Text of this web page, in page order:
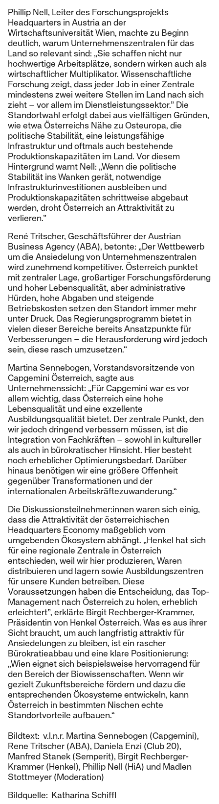
Phillip Nell, Leiter des Forschungsprojekts
Headquarters in Austria an der
Wirtschaftsuniversität Wien, machte zu Beginn
deutlich, warum Unternehmenszentralen für das
Land so relevant sind: „Sie schaffen nicht nur
hochwertige Arbeitsplätze, sondern wirken auch als
wirtschaftlicher Multiplikator. Wissenschaftliche
Forschung zeigt, dass jeder Job in einer Zentrale
mindestens zwei weitere Stellen im Land nach sich
zieht – vor allem im Dienstleistungssektor.” Die
Standortwahl erfolgt dabei aus vielfältigen Gründen,
wie etwa Österreichs Nähe zu Osteuropa, die
politische Stabilität, eine leistungsfähige
Infrastruktur und oftmals auch bestehende
Produktionskapazitäten im Land. Vor diesem
Hintergrund warnt Nell: „Wenn die politische
Stabilität ins Wanken gerät, notwendige
Infrastrukturinvestitionen ausbleiben und
Produktionskapazitäten schrittweise abgebaut
werden, droht Österreich an Attraktivität zu
verlieren.”
René Tritscher, Geschäftsführer der Austrian
Business Agency (ABA), betonte: „Der Wettbewerb
um die Ansiedelung von Unternehmenszentralen
wird zunehmend kompetitiver. Österreich punktet
mit zentraler Lage, großartiger Forschungsförderung
und hoher Lebensqualität, aber administrative
Hürden, hohe Abgaben und steigende
Betriebskosten setzen den Standort immer mehr
unter Druck. Das Regierungsprogramm bietet in
vielen dieser Bereiche bereits Ansatzpunkte für
Verbesserungen – die Herausforderung wird jedoch
sein, diese rasch umzusetzen.“
Martina Sennebogen, Vorstandsvorsitzende von
Capgemini Österreich, sagte aus
Unternehmenssicht: „Für Capgemini war es vor
allem wichtig, dass Österreich eine hohe
Lebensqualität und eine exzellente
Ausbildungsqualität bietet. Der zentrale Punkt, den
wir jedoch dringend verbessern müssen, ist die
Integration von Fachkräften – sowohl in kultureller
als auch in bürokratischer Hinsicht. Hier besteht
noch erheblicher Optimierungsbedarf. Darüber
hinaus benötigen wir eine größere Offenheit
gegenüber Transformationen und der
internationalen Arbeitskräftezuwanderung.“
Die Diskussionsteilnehmer:innen waren sich einig,
dass die Attraktivität der österreichischen
Headquarters Economy maßgeblich vom
umgebenden Ökosystem abhängt. „Henkel hat sich
für eine regionale Zentrale in Österreich
entschieden, weil wir hier produzieren, Waren
distribuieren und lagern sowie Ausbildungszentren
für unsere Kunden betreiben. Diese
Voraussetzungen haben die Entscheidung, das Top-
Management nach Österreich zu holen, erheblich
erleichtert”, erklärte Birgit Rechberger-Krammer,
Präsidentin von Henkel Österreich. Was es aus ihrer
Sicht braucht, um auch langfristig attraktiv für
Ansiedelungen zu bleiben, ist ein rascher
Bürokratieabbau und eine klare Positionierung:
„Wien eignet sich beispielsweise hervorragend für
den Bereich der Biowissenschaften. Wenn wir
gezielt Zukunftsbereiche fördern und dazu die
entsprechenden Ökosysteme entwickeln, kann
Österreich in bestimmten Nischen echte
Standortvorteile aufbauen.“
Bildtext: v.l.n.r. Martina Sennebogen (Capgemini),
Rene Tritscher (ABA), Daniela Enzi (Club 20),
Manfred Stanek (Semperit), Birgit Rechberger-
Krammer (Henkel), Phillip Nell (HiA) und Madlen
Stottmeyer (Moderation)
Bildquelle: Katharina Schiffl